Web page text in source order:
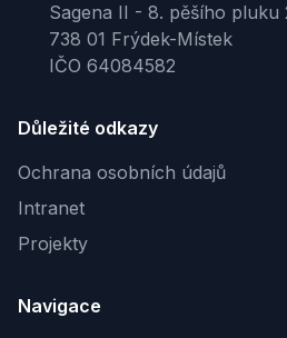
Sagena II - 8. pěšího pluku
738 01 Frýdek-Místek
IČO 64084582
Důležité odkazy
Ochrana osobních údajů
Intranet
Projekty
Navigace